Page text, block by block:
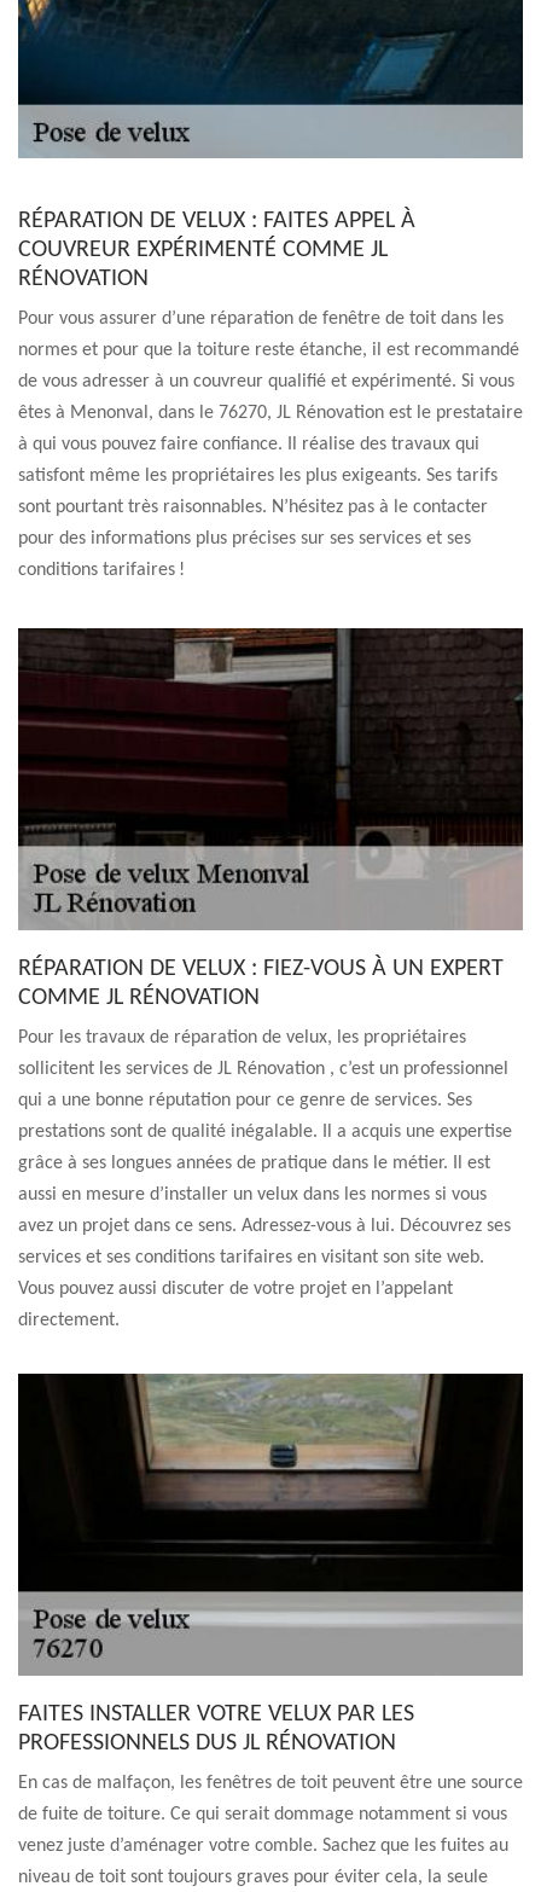
RÉPARATION DE VELUX : FAITES APPEL À
COUVREUR EXPÉRIMENTÉ COMME JL
RÉNOVATION
Pour vous assurer d’une réparation de fenêtre de toit dans les
normes et pour que la toiture reste étanche, il est recommandé
de vous adresser à un couvreur qualifié et expérimenté. Si vous
êtes à Menonval, dans le 76270, JL Rénovation est le prestataire
à qui vous pouvez faire confiance. Il réalise des travaux qui
satisfont même les propriétaires les plus exigeants. Ses tarifs
sont pourtant très raisonnables. N’hésitez pas à le contacter
pour des informations plus précises sur ses services et ses
conditions tarifaires !
RÉPARATION DE VELUX : FIEZ-VOUS À UN EXPERT
COMME JL RÉNOVATION
Pour les travaux de réparation de velux, les propriétaires
sollicitent les services de JL Rénovation , c’est un professionnel
qui a une bonne réputation pour ce genre de services. Ses
prestations sont de qualité inégalable. Il a acquis une expertise
grâce à ses longues années de pratique dans le métier. Il est
aussi en mesure d’installer un velux dans les normes si vous
avez un projet dans ce sens. Adressez-vous à lui. Découvrez ses
services et ses conditions tarifaires en visitant son site web.
Vous pouvez aussi discuter de votre projet en l’appelant
directement.
FAITES INSTALLER VOTRE VELUX PAR LES
PROFESSIONNELS DUS JL RÉNOVATION
En cas de malfaçon, les fenêtres de toit peuvent être une source
de fuite de toiture. Ce qui serait dommage notamment si vous
venez juste d’aménager votre comble. Sachez que les fuites au
niveau de toit sont toujours graves pour éviter cela, la seule